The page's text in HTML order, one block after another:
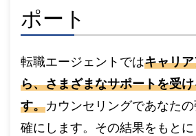
ポート
転職エージェントではキャリ
ら、さまざまなサポートを受
す。カウンセリングであなた
確にします。その結果をもと